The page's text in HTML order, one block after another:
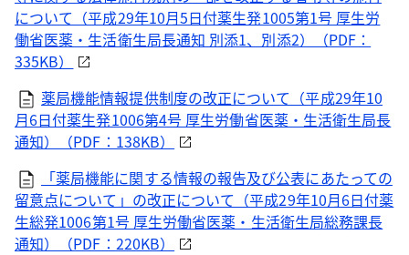
について（平成29年10月5日付薬生発1005第1号 厚生労
働省医薬・生活衛生局長通知 別添1、別添2）（PDF：
335KB）
薬局機能情報提供制度の改正について（平成29年10
月6日付薬生発1006第4号 厚生労働省医薬・生活衛生局長
通知）（PDF：138KB）
「薬局機能に関する情報の報告及び公表にあたっての
留意点について」の改正について（平成29年10月6日付薬
生総発1006第1号 厚生労働省医薬・生活衛生局総務課長
通知）（PDF：220KB）